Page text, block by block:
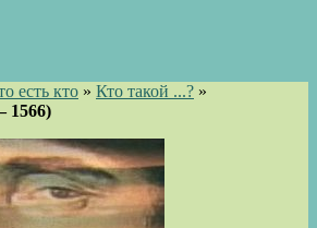
есть кто » Кто такой ...? »
1566)